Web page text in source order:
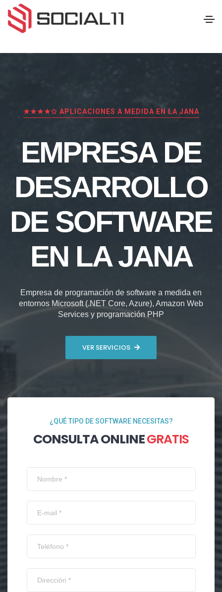
★★★★✩ APLICACIONES A MEDIDA EN LA JANA
EMPRESA DE
DESARROLLO
DE SOFTWARE
EN LA JANA
Empresa de programación de software a medida en
entornos Microsoft (.NET Core, Azure), Amazon Web
Services y programación PHP
VER SERVICIOS
¿QUÉ TIPO DE SOFTWARE NECESITAS?
CONSULTA ONLINEGRATIS